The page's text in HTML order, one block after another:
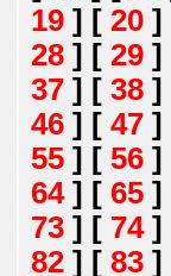
19 ] [ 20 ]
28 ] [ 29 ]
37 ] [ 38 ]
46 ] [ 47 ]
55 ] [ 56 ]
64] [ 65 ]
73 ] [ 74]
82 ] [ 83 ]